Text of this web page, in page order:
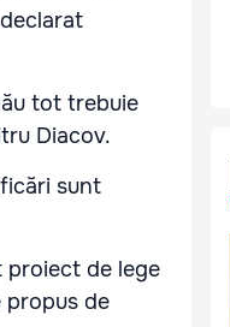
tot trebuie
Diacov.
sunt
proiect de lege
propus de